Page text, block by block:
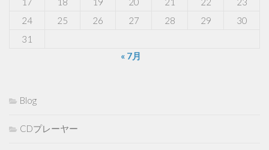
24
25 26 27 28 29
30
31
« 7月
Blog
CDプレーヤー